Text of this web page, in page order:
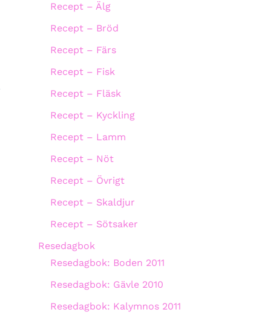
Recept – Älg
Recept – Bröd
Recept – Färs
Recept – Fisk
Recept – Fläsk
Recept – Kyckling
Recept – Lamm
Recept – Nöt
Recept – Övrigt
Recept – Skaldjur
Recept – Sötsaker
Resedagbok
Resedagbok: Boden 2011
Resedagbok: Gävle 2010
Resedagbok: Kalymnos 2011